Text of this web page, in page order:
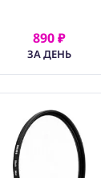
890 ₽
ЗА ДЕНЬ
АРЕНДОВАТЬ